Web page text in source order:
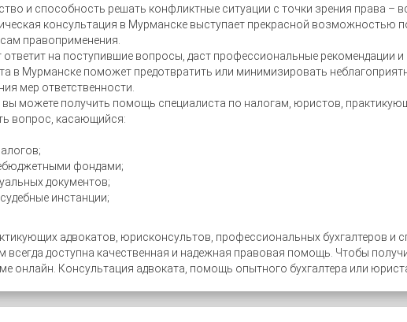
и способность решать конфликтные ситуации с точки зрения права –
консультация в Мурманске выступает прекрасной
правоприменения.
на поступившие вопросы, даст профессиональные
в Мурманске поможет предотвратить или минимизировать
мер ответственности.
можете получить помощь специалиста по налогам, юристов,
вопрос, касающийся:
фондами;
документов;
инстанции;
адвокатов, юрисконсультов, профессиональных бухгалтеров и
всегда доступна качественная и надежная правовая помощь. Чтобы
онлайн. Консультация адвоката, помощь опытного бухгалтера или